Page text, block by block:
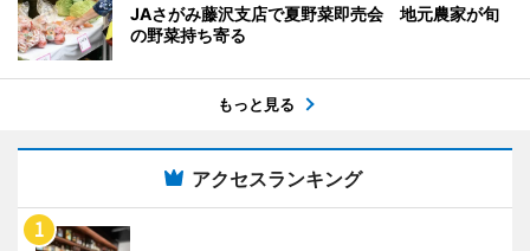
JAさがみ藤沢支店で夏野菜即売会 地元農家が旬
の野菜持ち寄る
もっと見る
アクセスランキング